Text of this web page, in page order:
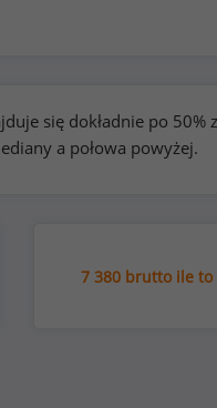
się dokładnie po 50%
a połowa powyżej.
7 380 brutto ile